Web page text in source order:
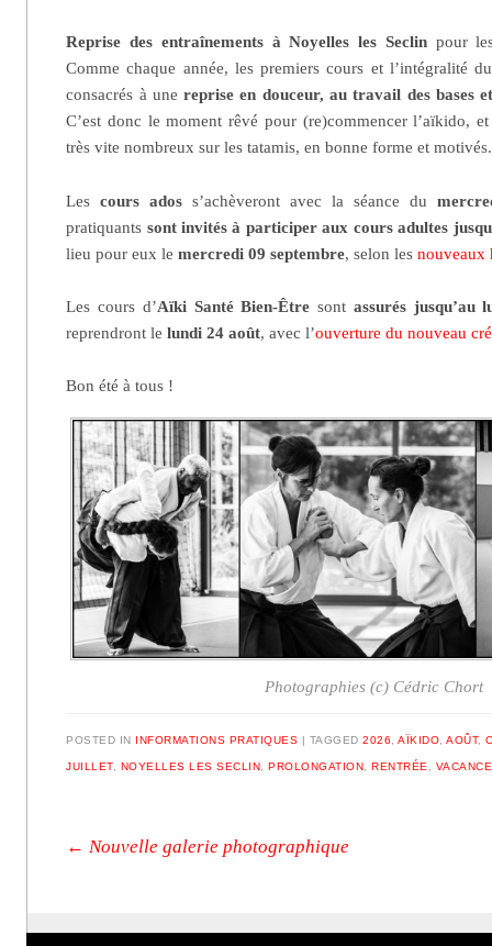
Reprise des entraînements à Noyelles les Seclin pour
Comme chaque année, les premiers cours et l’intégralité
consacrés à unereprise en douceur, au travail des bases
C’est donc le moment rêvé pour (re)commencer l’aïkido,
très vite nombreux sur les tatamis, en bonne forme et motivés.
Lescours ados s’achèveront avec la séance du
pratiquants sont invités à participer aux cours adultes
lieu pour eux lemercredi 09 septembre, selon lesnouveaux
Les cours d’Aïki Santé Bien-Être sont assurés jusqu’au
reprendront lelundi 24 août, avec l’ouverture du nouveau
Bon été à tous !
Photographies (c) Cédric Chort
POSTED IN INFORMATIONS PRATIQUES | TAGGED2026 ,AÏKIDO ,AOÛT,
JUILLET, NOYELLES LES SECLIN ,PROLONGATION ,RENTRÉE
Post navigation
← Nouvelle galerie photographique